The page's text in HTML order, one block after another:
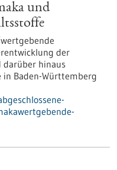
und
der
darüber hinaus
Baden-Württemberg